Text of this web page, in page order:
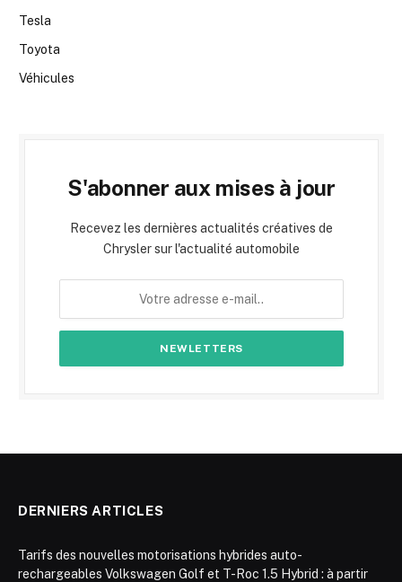
Tesla
Toyota
Véhicules
S'abonner aux mises à jour
Recevez les dernières actualités créatives de
Chrysler sur l'actualité automobile
DERNIERS ARTICLES
Tarifs des nouvelles motorisations hybrides auto-
rechargeables Volkswagen Golf et T-Roc 1.5 Hybrid : à partir